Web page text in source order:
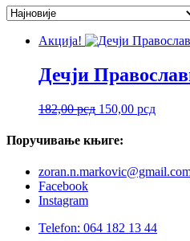
Акција!
Дечји
182,00рсд Оригинална
је
182,00 рсд.
150,00 рсд
Поручивање књиге:
Facebook
Instagram
Telefon: 064 182 13 44